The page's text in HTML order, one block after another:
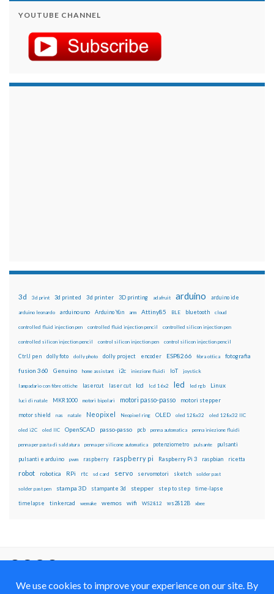
YOUTUBE CHANNEL
3d 3d print 3d printed 3d printer 3D printing adafruit arduino arduino ide
arduino leonardo arduino uno Arduino Yún arm Attiny85 BLE bluetooth cloud
controlled fluid injection pen controlled fluid injection pencil controlled silicon injection pen
controlled silicon injection pencil control silicon injection pen control silicon injection pencil
CtrlJ pen dolly foto dolly photo dolly project encoder ESP8266 fibra ottica fotografia
fusion 360 Genuino home assistant i2c iniezione fluidi IoT joystick
lampadario con fibre ottiche lasercut laser cut lcd lcd 16x2 led led rgb Linux
luci di natale MKR1000 motori bipolari motori passo-passo motori stepper
motor shield nas natale Neopixel Neopixel ring OLED oled 128x32 oled 128x32 IIC
oled i2C oled IIC OpenSCAD passo-passo pcb penna automatica penna iniezione fluidi
penna per pasta di saldatura penna per silicone automatica potenziometro pulsante pulsanti
pulsanti e arduino pwm raspberry raspberry pi Raspberry Pi 3 raspbian ricetta
robot robotica RPi rtc sd card servo servomotori sketch solder past
solder past pen stampa 3D stampante 3d stepper step to step time-lapse
timelapse tinkercad wemake wemos wifi WS2812 ws2812B xbee